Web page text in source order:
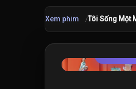
Xem phim Tôi Sống Một
7.4/10